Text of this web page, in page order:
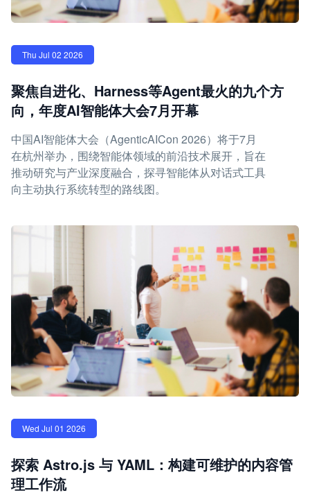
Thu Jul 02 2026
聚焦自进化、Harness等Agent最火的九个方
向，年度AI智能体大会7月开幕
中国AI智能体大会（AgenticAICon 2026）将于7月
在杭州举办，围绕智能体领域的前沿技术展开，旨在
推动研究与产业深度融合，探寻智能体从对话式工具
向主动执行系统转型的路线图。
Wed Jul 01 2026
探索 Astro.js 与 YAML：构建可维护的内容管
理工作流